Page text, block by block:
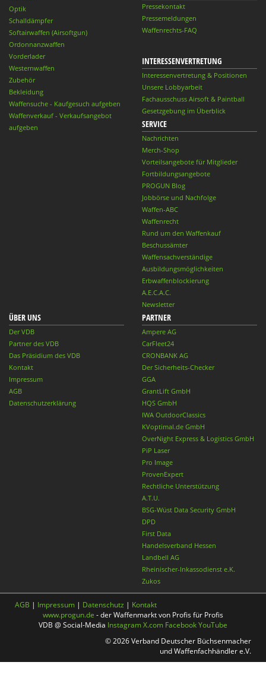
Optik
Schalldämpfer
Softairwaffen (Airsoftgun)
Ordonnanzwaffen
Vorderlader
Westernwaffen
Zubehör
Bekleidung
Waffensuche - Kaufgesuch aufgeben
Waffenverkauf - Verkaufsangebot
aufgeben
Pressekontakt
Pressemeldungen
Waffenrechts-FAQ
INTERESSENVERTRETUNG
Interessenvertretung & Positionen
Unsere Lobbyarbeit
Fachausschuss Airsoft & Paintball
Gesetzgebung im Überblick
SERVICE
Nachrichten
Merch-Shop
Vorteilsangebote für Mitglieder
Fortbildungsangebote
PROGUN Blog
Jobbörse und Nachfolge
Waffen-ABC
Waffenrecht
Rund um den Waffenkauf
Beschussämter
Waffensachverständige
Ausbildungsmöglichkeiten
Erbwaffenblockierung
A.E.C.A.C.
Newsletter
ÜBER UNS
Der VDB
Partner des VDB
Das Präsidium des VDB
Kontakt
Impressum
AGB
Datenschutzerklärung
PARTNER
Ampere AG
CarFleet24
CRONBANK AG
Der Sicherheits-Checker
GGA
GrantLift GmbH
HQS GmbH
IWA OutdoorClassics
KVoptimal.de GmbH
OverNight Express & Logistics GmbH
PiP Laser
Pro Image
ProvenExpert
Rechtliche Unterstützung
A.T.U.
BSG-Wüst Data Security GmbH
DPD
First Data
Handelsverband Hessen
Landbell AG
Rheinischer-Inkassodienst e.K.
Zukos
AGB | Impressum | Datenschutz | Kontakt
www.progun.de - der Waffenmarkt von Profis für Profis
VDB @ Social-Media InstagramX.com FacebookYouTube
© 2026 Verband Deutscher Büchsenmacher
und Waffenfachhändler e.V.